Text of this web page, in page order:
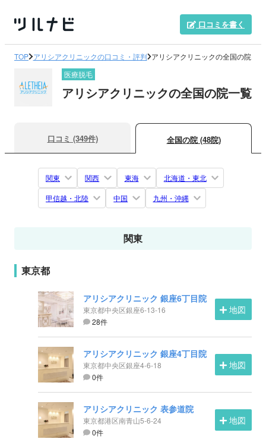
口コミを書く
TOP アリシアクリニックの口コミ・評判 アリシアクリニックの全国の院
医療脱毛
アリシアクリニックの全国の院一覧
口コミ (349件) 全国の院 (48院)
関東 関西 東海
北海道・東北
甲信越・北陸
中国 九州・沖縄
関東
東京都
アリシアクリニック 銀座6丁目院
東京都中央区銀座6-13-16
28件
地図
アリシアクリニック 銀座4丁目院
東京都中央区銀座4-6-18
0件
地図
アリシアクリニック 表参道院
東京都港区南青山5-6-24
0件
地図